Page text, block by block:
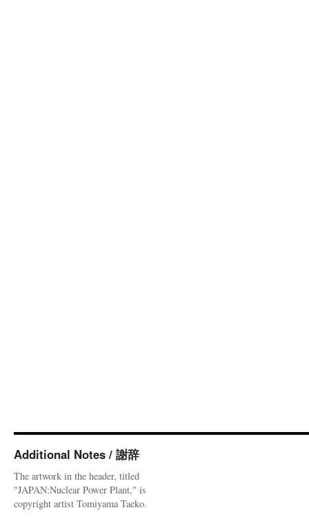
Additional Notes / 謝辞
The artwork in the header, titled
"JAPAN:Nuclear Power Plant," is
copyright artist Tomiyama Taeko.